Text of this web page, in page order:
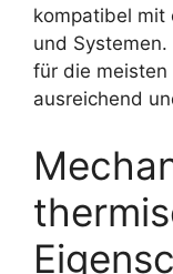
kompatibel mit
und
für die
ausreichend